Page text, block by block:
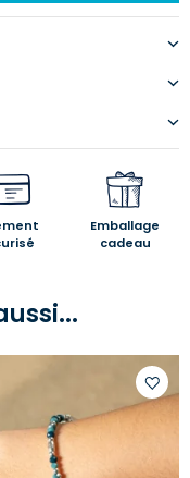
Emballage
cadeau
votre